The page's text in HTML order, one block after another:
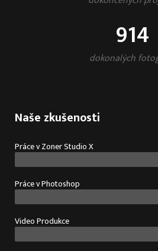
914
dokonalých
Naše zkušenosti
Práce v Zoner Studio X
Práce v Photoshop
Video Produkce